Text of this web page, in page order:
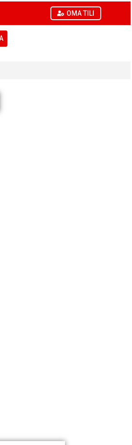
OMA TILI